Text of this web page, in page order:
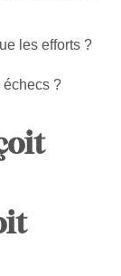
les efforts ?
échecs ?